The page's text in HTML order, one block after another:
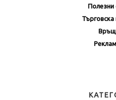
Полезни
Търговска